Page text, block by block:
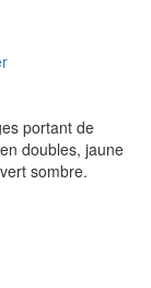
portant de
doubles, jaune
sombre.